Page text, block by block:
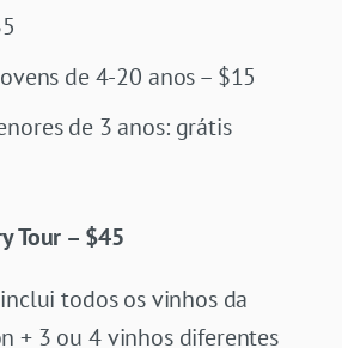
de 4-20 anos – $15
de 3 anos: grátis
Tour – $45
todos os vinhos da
+ 3 ou 4 vinhos diferentes